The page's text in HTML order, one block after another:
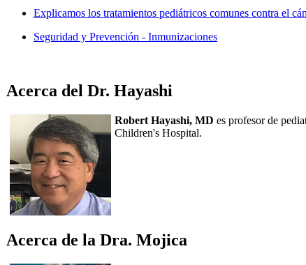
Explicamos los tratamientos pediátricos comunes contra el
Seguridad y Prevención - Inmunizaciones
Acerca del Dr. Hayashi
Robert Hayashi, MD es profesor de
Children's Hospital.
Acerca de la Dra. Mojica